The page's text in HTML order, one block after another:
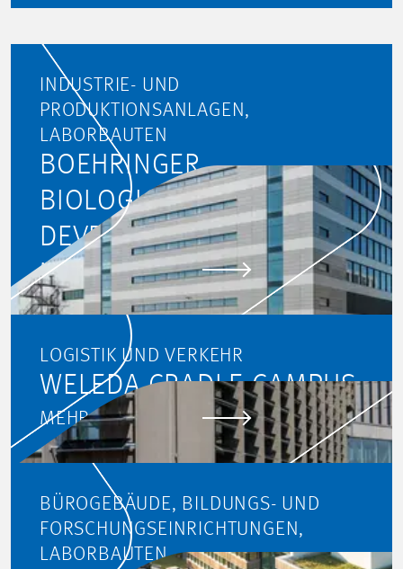
INDUSTRIE- UND
PRODUKTIONSANLAGEN,
LABORBAUTEN
BOEHRINGER
BIOLOGICALS
DEVELOPMENT CENTER
MEHR ERFAHREN
LOGISTIK UND VERKEHR
WELEDA CRADLE-CAMPUS
MEHR ERFAHREN
BÜROGEBÄUDE, BILDUNGS- UND
FORSCHUNGSEINRICHTUNGEN,
LABORBAUTEN